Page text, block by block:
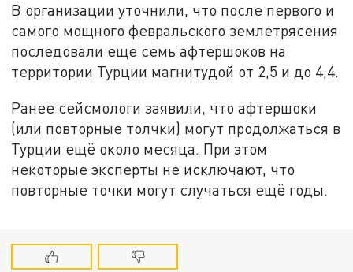
В организации уточнили, что после первого и
самого мощного февральского землетрясения
последовали еще семь афтершоков на
территории Турции магнитудой от 2,5 и до 4,4.
Ранее сейсмологи заявили, что афтершоки
(или повторные толчки) могут продолжаться в
Турции ещё около месяца. При этом
некоторые эксперты не исключают, что
повторные точки могут случаться ещё годы.